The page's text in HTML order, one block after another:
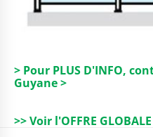
> Pour PLUS D'INFO,
Guyane >
>> Voir l'OFFRE